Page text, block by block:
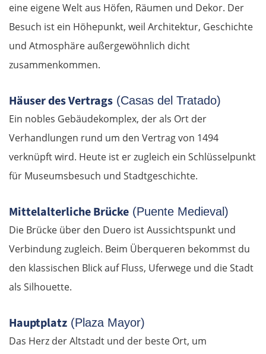
eine eigene Welt aus Höfen, Räumen und Dekor. Der
Besuch ist ein Höhepunkt, weil Architektur, Geschichte
und Atmosphäre außergewöhnlich dicht
zusammenkommen.
Häuser des Vertrags (Casas del Tratado)
Ein nobles Gebäudekomplex, der als Ort der
Verhandlungen rund um den Vertrag von 1494
verknüpft wird. Heute ist er zugleich ein Schlüsselpunkt
für Museumsbesuch und Stadtgeschichte.
Mittelalterliche Brücke (Puente Medieval)
Die Brücke über den Duero ist Aussichtspunkt und
Verbindung zugleich. Beim Überqueren bekommst du
den klassischen Blick auf Fluss, Uferwege und die Stadt
als Silhouette.
Hauptplatz (Plaza Mayor)
Das Herz der Altstadt und der beste Ort, um